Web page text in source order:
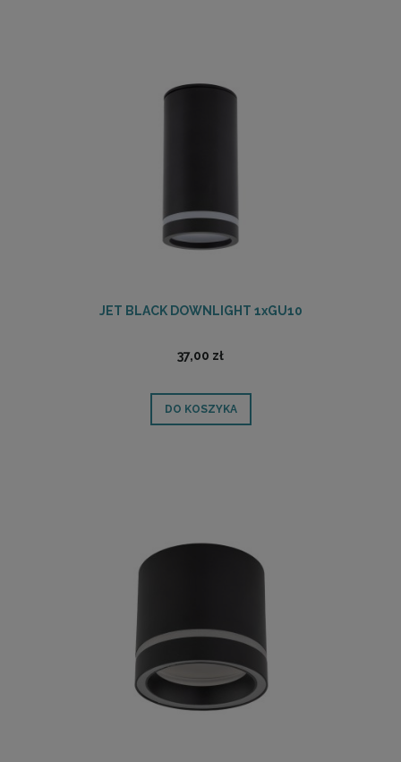
JET BLACK DOWNLIGHT 1xGU10
37,00 zł
DO KOSZYKA